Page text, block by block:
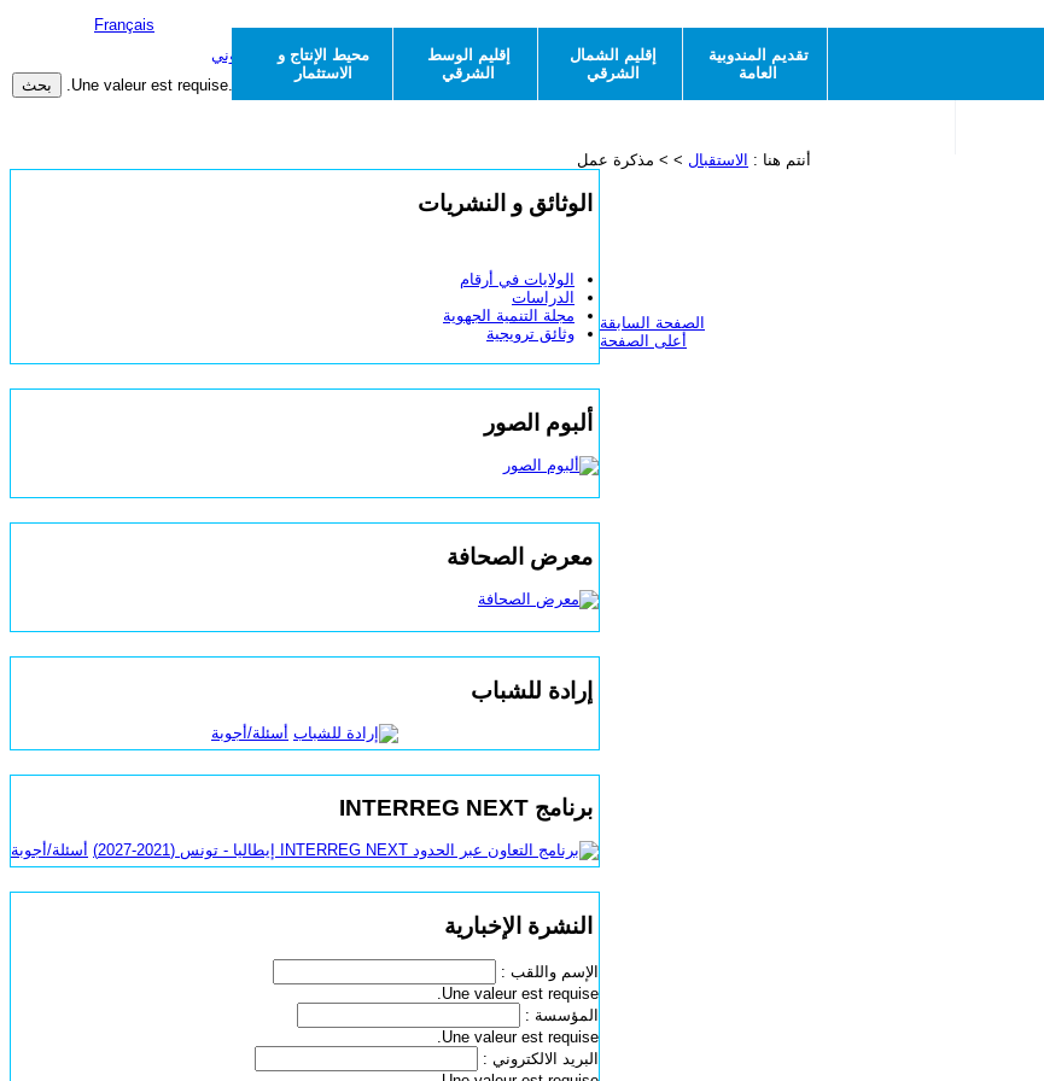
Français
Une valeur est requise. Nombre minimal de caractères non atteint.
خريطة الموقع مواقع مفيدةتقديم المندوبية
العامة
إقليم الشمال
الشرقي
إقليم الوسط
الشرقي
محيط الإنتاج و
الاستثمار
أنتم هنا : الاستقبال > > مذكرة عمل
الوثائق و النشريات
الولايات في أرقام
الدراسات
مجلة التنمية الجهوية
وثائق ترويجية
ألبوم الصور
معرض الصحافة
إرادة للشباب
أسئلة/أجوبة
برنامج INTERREG NEXT
أسئلة/أجوبة
النشرة الإخبارية
الإسم واللقب :
Une valeur est requise.
المؤسسة :
Une valeur est requise.
البريد الالكتروني :
الصفحة السابقة
أعلى الصفحة